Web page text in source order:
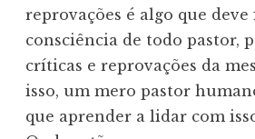
reprovações é algo que
consciência de todo pastor,
críticas e reprovações da
isso, um mero pastor
que aprender a lidar com